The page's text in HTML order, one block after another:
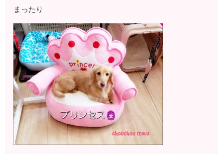
まったり